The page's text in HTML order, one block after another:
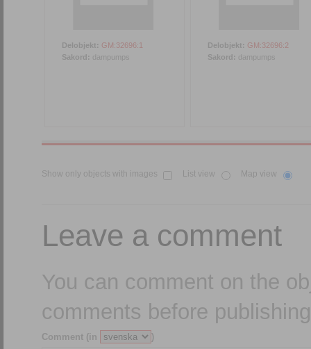
Delobjekt: GM:32696:1
Sakord:
dampumps
Delobjekt: GM:32696:2
Sakord:
dampumps
Show only objects with images List view Map view
Leave a comment
You can comment on the
comments before
Comment (in )